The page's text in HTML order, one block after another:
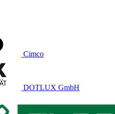
Cimco
DOTLUX GmbH